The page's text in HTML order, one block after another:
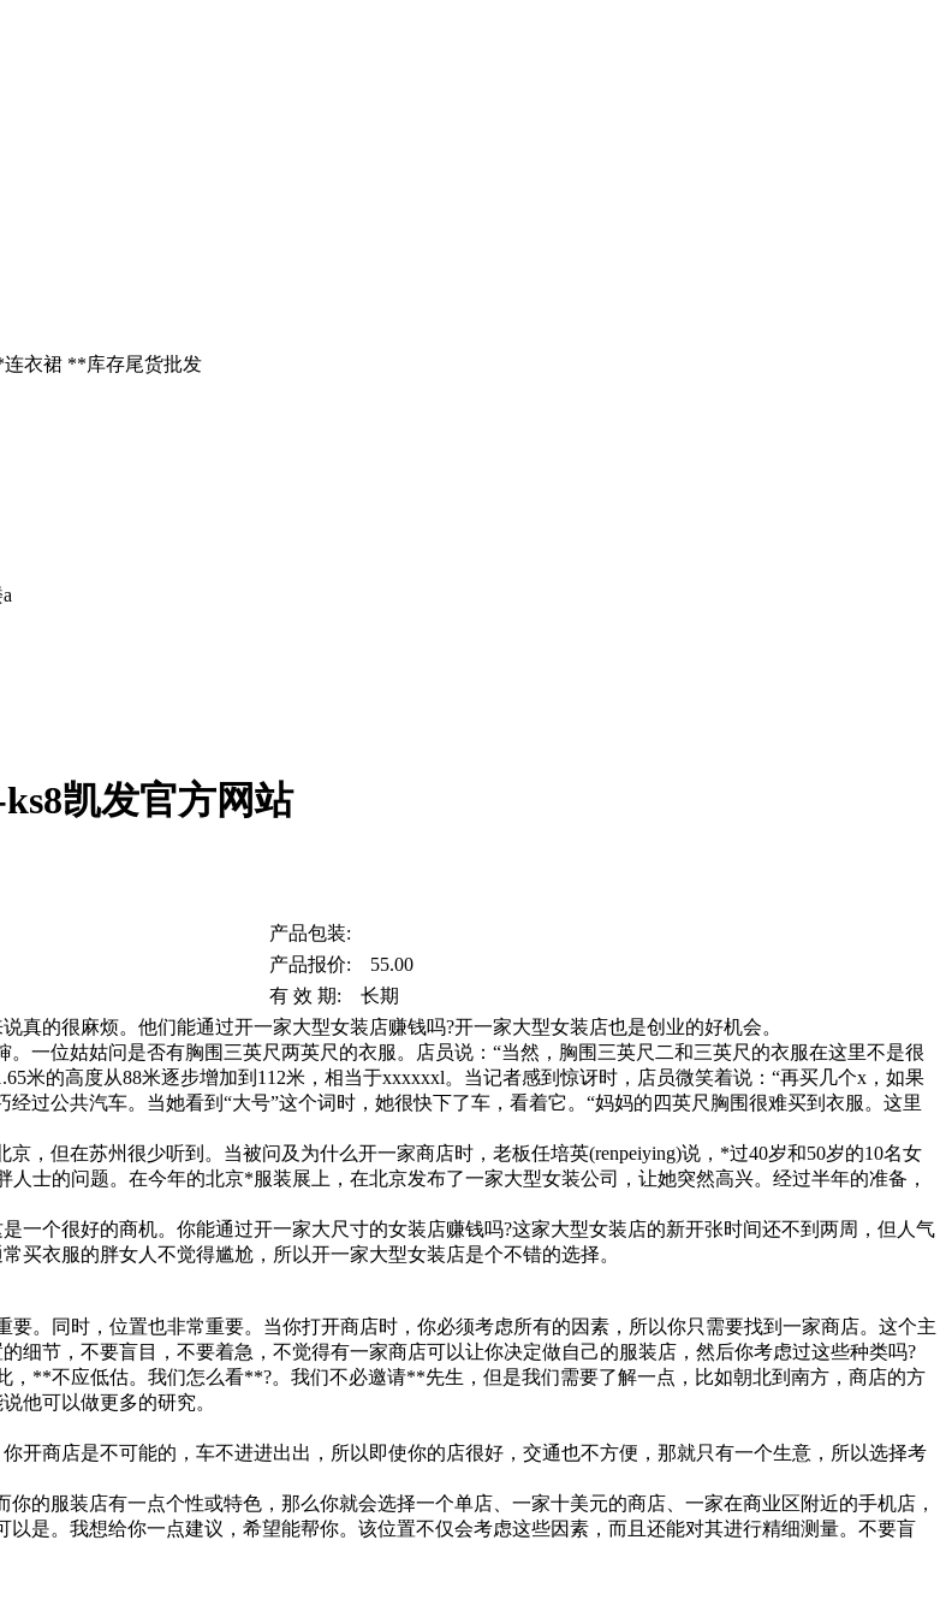
衣裙 **库存尾货批发
凯发官方网站
产品包装:
产品报价: 55.00
有 效 期: 长期
的很麻烦。他们能通过开一家大型女装店赚钱吗?开一家大型女装店也是创业的好机会。
一位姑姑问是否有胸围三英尺两英尺的衣服。店员说：“当然，胸围三英尺二和三英尺的衣服在这里不是很
米的高度从88米逐步增加到112米，相当于xxxxxxl。当记者感到惊讶时，店员微笑着说：“再买几个x，如果
过公共汽车。当她看到“大号”这个词时，她很快下了车，看着它。“妈妈的四英尺胸围很难买到衣服。这里
，但在苏州很少听到。当被问及为什么开一家商店时，老板任培英(renpeiying)说，*过40岁和50岁的10名女
士的问题。在今年的北京*服装展上，在北京发布了一家大型女装公司，让她突然高兴。经过半年的准备，
一个很好的商机。你能通过开一家大尺寸的女装店赚钱吗?这家大型女装店的新开张时间还不到两周，但人气
买衣服的胖女人不觉得尴尬，所以开一家大型女装店是个不错的选择。
。同时，位置也非常重要。当你打开商店时，你必须考虑所有的因素，所以你只需要找到一家商店。这个主
细节，不要盲目，不要着急，不觉得有一家商店可以让你决定做自己的服装店，然后你考虑过这些种类吗?
**不应低估。我们怎么看**?。我们不必邀请**先生，但是我们需要了解一点，比如朝北到南方，商店的方
他可以做更多的研究。
开商店是不可能的，车不进进出出，所以即使你的店很好，交通也不方便，那就只有一个生意，所以选择考
的服装店有一点个性或特色，那么你就会选择一个单店、一家十美元的商店、一家在商业区附近的手机店，
是。我想给你一点建议，希望能帮你。该位置不仅会考虑这些因素，而且还能对其进行精细测量。不要盲